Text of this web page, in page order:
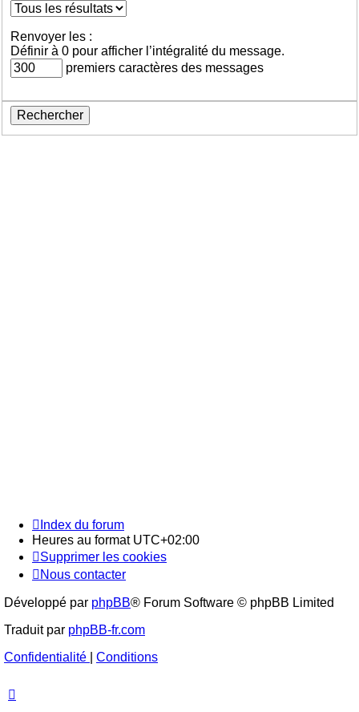
Renvoyer les :
Définir à 0 pour afficher l’intégralité du message.
premiers caractères des messages
Index du forum
Heures au format UTC+02:00
Supprimer les cookies
Nous contacter
Développé par phpBB® Forum Software © phpBB Limited
Traduit par phpBB-fr.com
Confidentialité
Conditions